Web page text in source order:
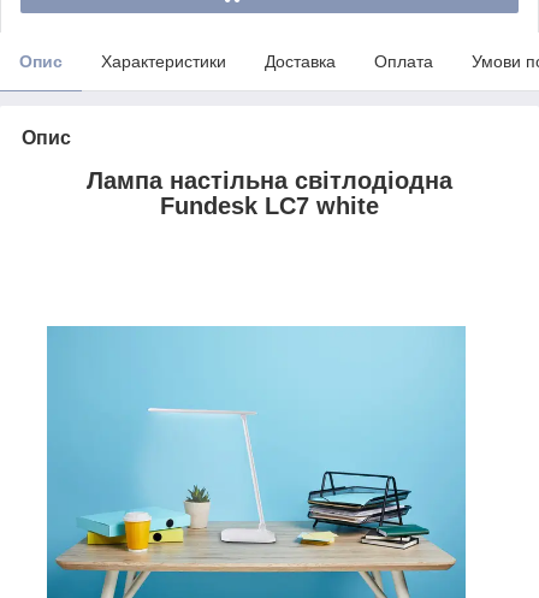
Опис Характеристики Доставка Оплата Умови
Опис
Лампа настільна світлодіодна
Fundesk LC7 white